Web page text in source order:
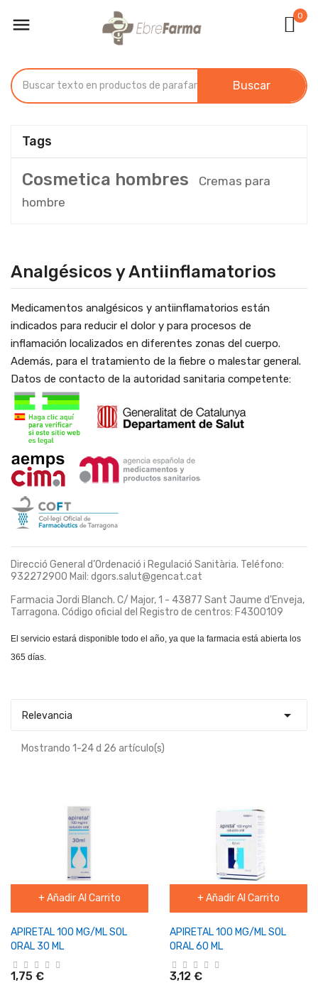
 0
Buscar
Tags
Cosmetica hombres
Cremas para
hombre
Analgésicos y Antiinflamatorios
Medicamentos analgésicos y antiinflamatorios están
indicados para reducir el dolor y para procesos de
inflamación localizados en diferentes zonas del cuerpo.
Además, para el tratamiento de la fiebre o malestar general.
Datos de contacto de la autoridad sanitaria competente:
Direcció General d’Ordenació i Regulació Sanitària. Teléfono:
932272900 Mail: dgors.salut@gencat.cat
Farmacia Jordi Blanch. C/ Major, 1 - 43877 Sant Jaume d'Enveja,
Tarragona. Código oficial del Registro de centros: F4300109
El servicio estará disponible todo el año, ya que la farmacia está abierta los
365 días.
Relevancia 
Mostrando 1-24 d 26 artículo(s)
+ Añadir Al Carrito
APIRETAL 100 MG/ML SOL
ORAL 30 ML
1,75 €
+ Añadir Al Carrito
APIRETAL 100 MG/ML SOL
ORAL 60 ML
3,12 €